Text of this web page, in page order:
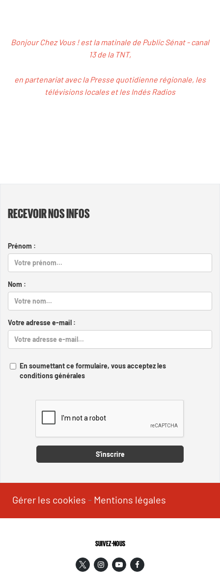
Bonjour Chez Vous ! est la matinale de Public Sénat - canal
13 de la TNT,
en partenariat avec la Presse quotidienne régionale, les
télévisions locales et les Indés Radios
RECEVOIR NOS INFOS
Prénom :
Nom :
Votre adresse e-mail :
En soumettant ce formulaire, vous acceptez les
conditions générales
S'inscrire
Gérer les cookies - Mentions légales
SUIVEZ-NOUS